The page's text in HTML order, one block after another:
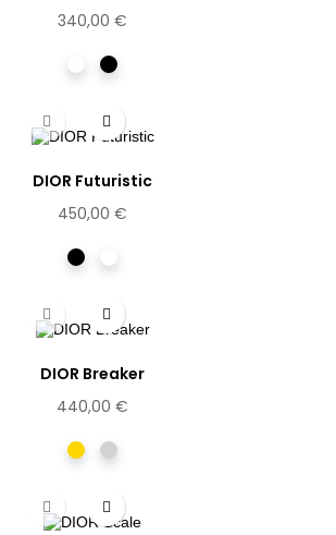
340,00 €
CristalNoir
DIOR Futuristic
450,00 €
Noir
DIOR Breaker
440,00 €
DoréeGris